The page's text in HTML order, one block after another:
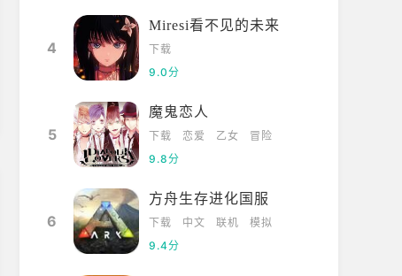
4
Miresi看不见的未来
下载
9.0分
5
魔鬼恋人
下载 恋爱 乙女
冒险
9.8分
6
方舟生存进化国服
下载 中文 联机
模拟
9.4分